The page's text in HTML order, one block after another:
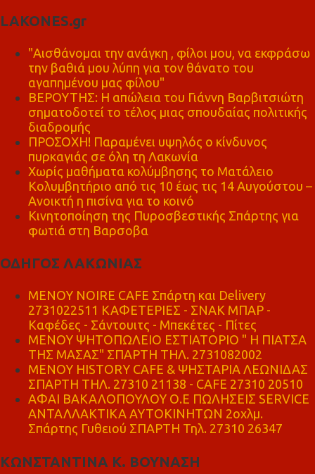
LAKONES.gr
"Αισθάνομαι την ανάγκη , φίλοι μου, να εκφράσω
την βαθιά μου λύπη για τον θάνατο του
αγαπημένου μας φίλου"
ΒΕΡΟΥΤΗΣ: Η απώλεια του Γιάννη Βαρβιτσιώτη
σηματοδοτεί το τέλος μιας σπουδαίας πολιτικής
διαδρομής
ΠΡΟΣΟΧΗ! Παραμένει υψηλός ο κίνδυνος
πυρκαγιάς σε όλη τη Λακωνία
Χωρίς μαθήματα κολύμβησης το Ματάλειο
Κολυμβητήριο από τις 10 έως τις 14 Αυγούστου –
Ανοικτή η πισίνα για το κοινό
Κινητοποίηση της Πυροσβεστικής Σπάρτης για
φωτιά στη Βαρσοβα
ΟΔΗΓΟΣ ΛΑΚΩΝΙΑΣ
MENOY NOIRE CAFE Σπάρτη και Delivery
2731022511 ΚΑΦΕΤΕΡΙΕΣ - ΣΝΑΚ ΜΠΑΡ -
Καφέδες - Σάντουιτς - Μπεκέτες - Πίτες
ΜΕΝΟΥ ΨΗΤΟΠΩΛΕΙΟ ΕΣΤΙΑΤΟΡΙΟ " Η ΠΙΑΤΣΑ
ΤΗΣ ΜΑΣΑΣ" ΣΠΑΡΤΗ ΤΗΛ. 2731082002
ΜΕΝΟΥ HISTORY CAFE & ΨΗΣΤΑΡΙΑ ΛΕΩΝΙΔΑΣ
ΣΠΑΡΤΗ ΤΗΛ. 27310 21138 - CAFE 27310 20510
ΑΦΑΙ ΒΑΚΑΛΟΠΟΥΛΟΥ Ο.Ε ΠΩΛΗΣΕΙΣ SERVICE
ΑΝΤΑΛΛΑΚΤΙΚΑ ΑΥΤΟΚΙΝΗΤΩΝ 2οχλμ.
Σπάρτης Γυθειού ΣΠΑΡΤΗ Τηλ. 27310 26347
ΚΩΝΣΤΑΝΤΙΝΑ Κ. ΒΟΥΝΑΣΗ